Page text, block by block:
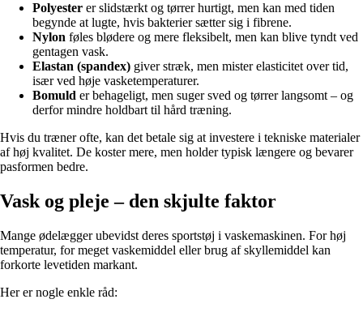
Polyester er slidstærkt og tørrer hurtigt, men kan med tiden
begynde at lugte, hvis bakterier sætter sig i fibrene.
Nylon føles blødere og mere fleksibelt, men kan blive tyndt ved
gentagen vask.
Elastan (spandex) giver stræk, men mister elasticitet over tid,
især ved høje vasketemperaturer.
Bomuld er behageligt, men suger sved og tørrer langsomt – og
derfor mindre holdbart til hård træning.
Hvis du træner ofte, kan det betale sig at investere i tekniske materialer
af høj kvalitet. De koster mere, men holder typisk længere og bevarer
pasformen bedre.
Vask og pleje – den skjulte faktor
Mange ødelægger ubevidst deres sportstøj i vaskemaskinen. For høj
temperatur, for meget vaskemiddel eller brug af skyllemiddel kan
forkorte levetiden markant.
Her er nogle enkle råd: